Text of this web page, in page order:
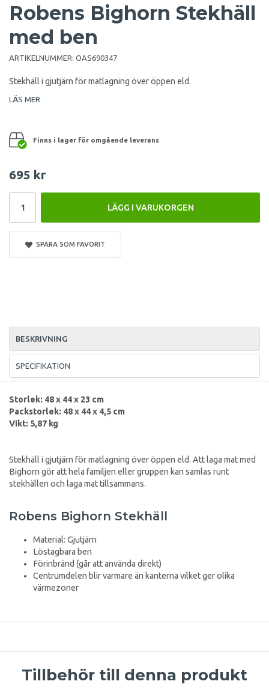
Robens Bighorn Stekhäll
med ben
ARTIKELNUMMER: OAS690347
Stekhäll i gjutjärn för matlagning över öppen eld.
LÄS MER
Finns i lager för omgående leverans
695 kr
LÄGG I VARUKORGEN
SPARA SOM FAVORIT
BESKRIVNING
SPECIFIKATION
Storlek: 48 x 44 x 23 cm
Packstorlek: 48 x 44 x 4,5 cm
Vikt: 5,87 kg
Stekhäll i gjutjärn för matlagning över öppen eld. Att laga mat med
Bighorn gör att hela familjen eller gruppen kan samlas runt
stekhällen och laga mat tillsammans.
Robens Bighorn Stekhäll
Material: Gjutjärn
Löstagbara ben
Förinbränd (går att använda direkt)
Centrumdelen blir varmare än kanterna vilket ger olika
värmezoner
Tillbehör till denna produkt